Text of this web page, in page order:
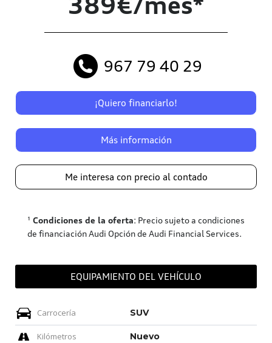
967 79 40 29
¡Quiero financiarlo!
Más información
Me interesa con precio al contado
¹ Condiciones de la oferta: Precio sujeto a condiciones
de financiación Audi Opción de Audi Financial Services.
EQUIPAMIENTO DEL VEHÍCULO
Carrocería SUV
Kilómetros Nuevo